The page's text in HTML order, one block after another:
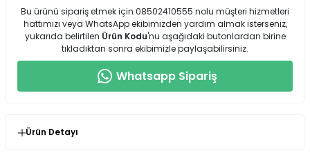
Bu ürünü sipariş etmek için 08502410555 nolu müşteri hizmetleri
hattımızı veya WhatsApp ekibimizden yardım almak isterseniz,
yukarıda belirtilen Ürün Kodu'nu aşağıdaki butonlardan birine
tıkladıktan sonra ekibimizle paylaşabilirsiniz.
Whatsapp Sipariş
Ürün Detayı